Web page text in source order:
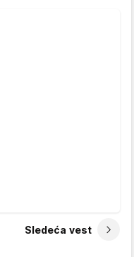
Sledeća vest